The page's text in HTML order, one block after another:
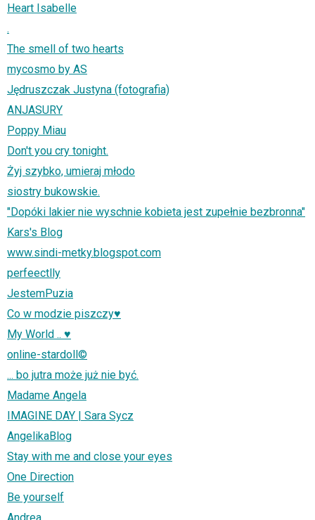
Heart Isabelle
.
The smell of two hearts
mycosmo by AS
Jędruszczak Justyna (fotografia)
ANJASURY
Poppy Miau
Don't you cry tonight.
Żyj szybko, umieraj młodo
siostry bukowskie.
"Dopóki lakier nie wyschnie kobieta jest zupełnie bezbronna"
Kars's Blog
www.sindi-metky.blogspot.com
perfeectlly
JestemPuzia
Co w modzie piszczy♥
My World .. ♥
online-stardoll©
... bo jutra może już nie być.
Madame Angela
IMAGINE DAY | Sara Sycz
AngelikaBlog
Stay with me and close your eyes
One Direction
Be yourself
Andrea